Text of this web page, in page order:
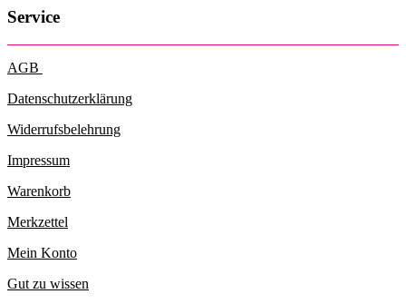
Service
AGB
Datenschutzerklärung
Widerrufsbelehrung
Impressum
Warenkorb
Merkzettel
Mein Konto
Gut zu wissen